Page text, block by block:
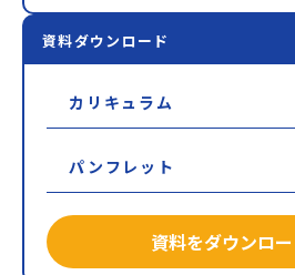
資料ダウンロード
カリキュラム
パンフレット
資料をダウンロ